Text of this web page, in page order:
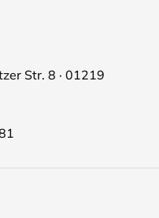
Str. 8 · 01219